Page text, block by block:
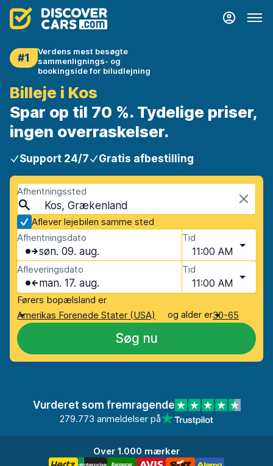
#1
Verdens mest besøgte
sammenlignings- og
bookingside for biludlejning
Billeje i Kos
Spar op til 70 %. Tydelige priser,
ingen overraskelser.
Support 24/7 Gratis afbestilling
Afhentningssted
Kos, Grækenland
Aflever lejebilen samme sted
Afhentningsdato
søn. 09. aug.
Tid
11:00 AM
Afleveringsdato
man. 17. aug.
Tid
11:00 AM
Førers bopælsland er
Amerikas Forenede Stater (USA)
og alder er30-65
Søg nu
Vurderet som fremragende
279.773 anmeldelser på
Over 1.000 mærker